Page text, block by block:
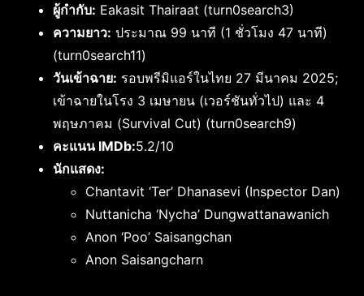
ผู้กำกับ: Eakasit Thairaat (turn0search3)
ความยาว: ประมาณ 99 นาที (1 ชั่วโมง 47 นาที)
(turn0search11)
วันเข้าฉาย: รอบพรีมิแอร์ในไทย 27 มีนาคม 2025;
เข้าฉายในโรง 3 เมษายน (เวอร์ชันทั่วไป) และ 4
พฤษภาคม (Survival Cut) (turn0search9)
คะแนน IMDb:5.2/10
นักแสดง:
Chantavit ‘Ter’ Dhanasevi (Inspector Dan)
Nuttanicha ‘Nycha’ Dungwattanawanich
Anon ‘Poo’ Saisangchan
Anon Saisangcharn